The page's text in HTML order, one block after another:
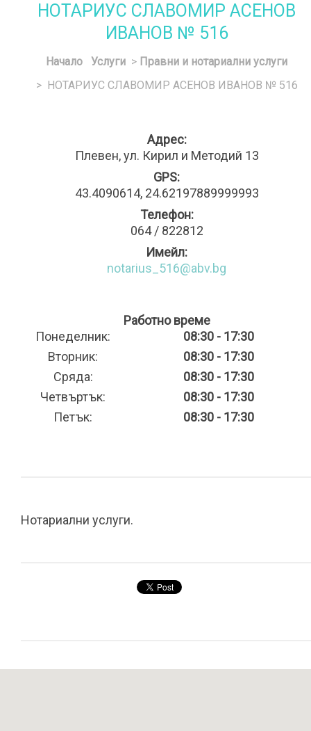
НОТАРИУС СЛАВОМИР АСЕНОВ
ИВАНОВ № 516
Начало Услуги > Правни и нотариални услуги
> НОТАРИУС СЛАВОМИР АСЕНОВ ИВАНОВ № 516
Адрес:
Плевен, ул. Кирил и Методий 13
GPS:
43.4090614, 24.62197889999993
Телефон:
064 / 822812
Имейл:
notarius_516@abv.bg
Работно време
Понеделник:
08:30 - 17:30
Вторник:
08:30 - 17:30
Сряда:
08:30 - 17:30
Четвъртък:
08:30 - 17:30
Петък:
08:30 - 17:30
Нотариални услуги.